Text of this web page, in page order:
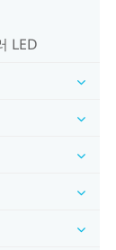
LED